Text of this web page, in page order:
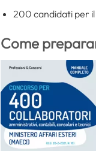
200 candidati per
Come